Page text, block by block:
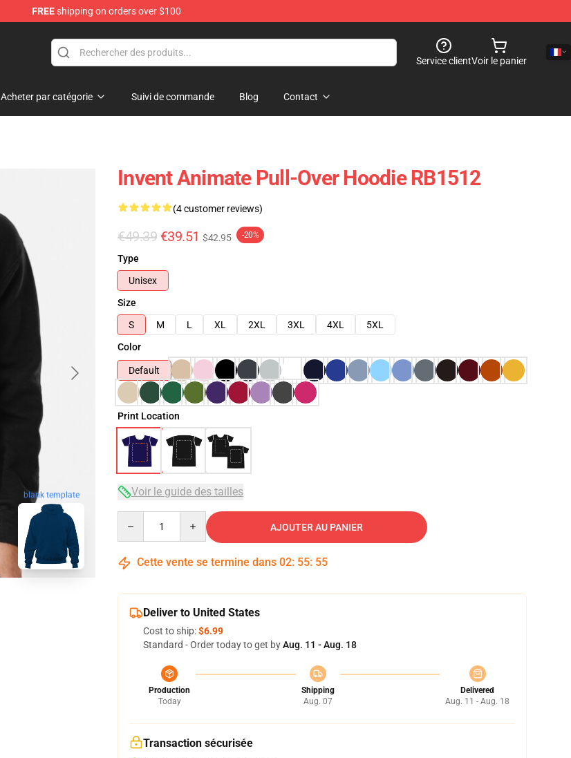
FREEshipping on orders over $100
Service clientVoir le panier
Acheter par catégorie Suivi de commande Blog Contact
blank template
Invent Animate Pull-Over Hoodie RB1512
(4 customer reviews)
€49.39 €39.51 $42.95 -20%
Type
Unisex
Size
S
M L XL 2XL 3XL 4XL
5XL
Color
Default
Print Location
Voir le guide des tailles
AJOUTER AU PANIER
Cette vente se termine dans 02: 55: 54
Deliver to United States
Cost to ship:$6.99
Standard - Order today to get byAug. 11 - Aug. 18
Production
Today
Shipping
Aug. 07
Delivered
Aug. 11 - Aug. 18
Transaction sécurisée